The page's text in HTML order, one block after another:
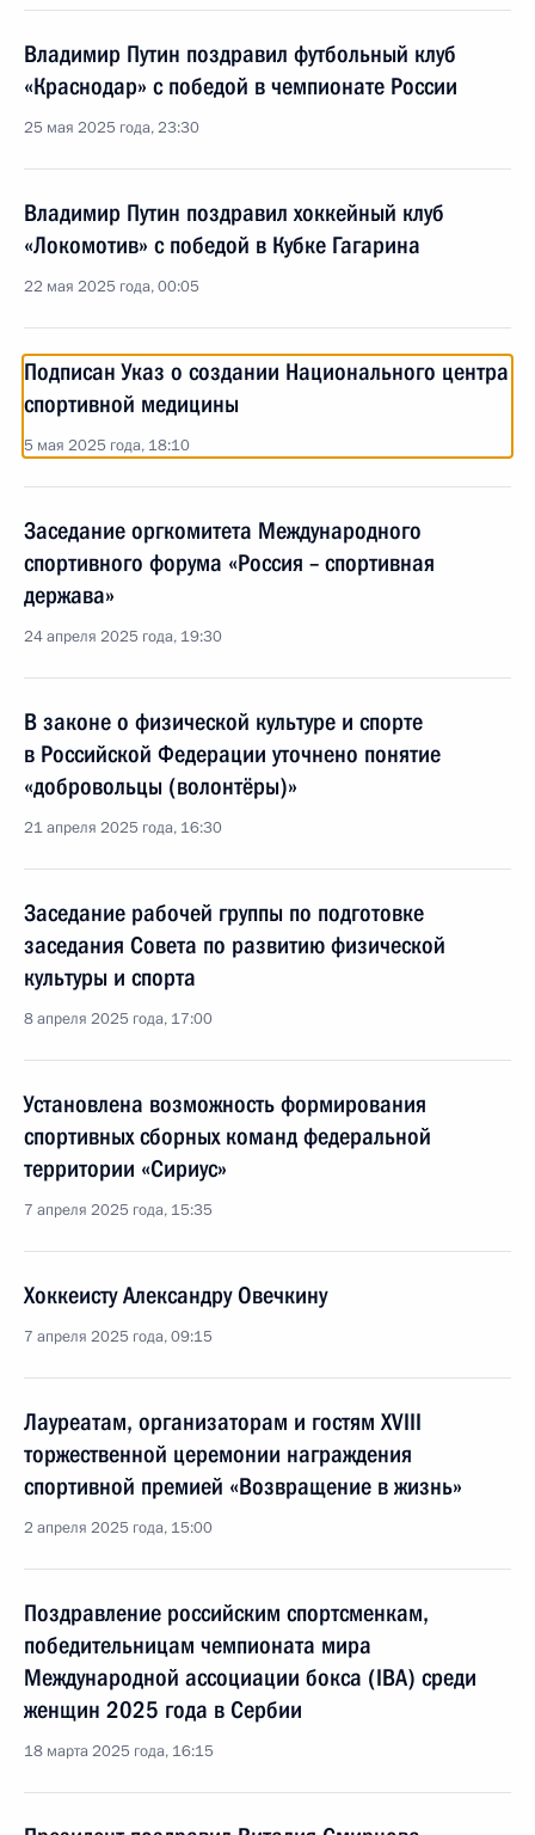
Владимир Путин поздравил футбольный клуб
«Краснодар» с победой в чемпионате России
25 мая 2025 года, 23:30
Владимир Путин поздравил хоккейный клуб
«Локомотив» с победой в Кубке Гагарина
22 мая 2025 года, 00:05
Подписан Указ о создании Национального центра
спортивной медицины
5 мая 2025 года, 18:10
Заседание оргкомитета Международного
спортивного форума «Россия – спортивная
держава»
24 апреля 2025 года, 19:30
В законе о физической культуре и спорте
в Российской Федерации уточнено понятие
«добровольцы (волонтёры)»
21 апреля 2025 года, 16:30
Заседание рабочей группы по подготовке
заседания Совета по развитию физической
культуры и спорта
8 апреля 2025 года, 17:00
Установлена возможность формирования
спортивных сборных команд федеральной
территории «Сириус»
7 апреля 2025 года, 15:35
Хоккеисту Александру Овечкину
7 апреля 2025 года, 09:15
Лауреатам, организаторам и гостям XVIII
торжественной церемонии награждения
спортивной премией «Возвращение в жизнь»
2 апреля 2025 года, 15:00
Поздравление российским спортсменкам,
победительницам чемпионата мира
Международной ассоциации бокса (IBA) среди
женщин 2025 года в Сербии
18 марта 2025 года, 16:15